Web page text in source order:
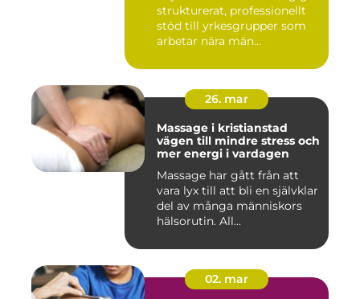
strukturerat, professionellt
stöd till yrkesgrupper som
arbetar nära män...
26. mar
Massage i kristianstad
vägen till mindre stress och
mer energi i vardagen
Massage har gått från att
vara lyx till att bli en självklar
del av många människors
hälsorutin. All...
02. mar